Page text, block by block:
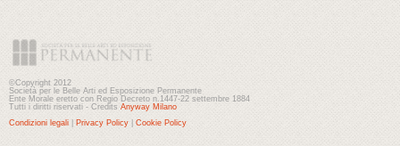
©Copyright 2012
Società per le Belle Arti ed Esposizione Permanente
Ente Morale eretto con Regio Decreto n.1447-22 settembre 1884
Tutti i diritti riservati - Credits Anyway Milano
Condizioni legali
Privacy Policy Cookie Policy